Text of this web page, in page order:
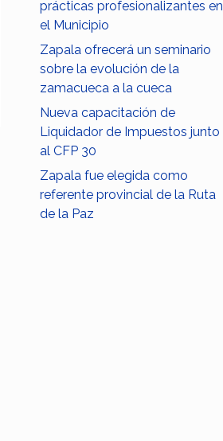
prácticas profesionalizantes en
el Municipio
Zapala ofrecerá un seminario
sobre la evolución de la
zamacueca a la cueca
Nueva capacitación de
Liquidador de Impuestos junto
al CFP 30
Zapala fue elegida como
referente provincial de la Ruta
de la Paz